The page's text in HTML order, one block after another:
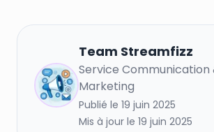
T
Team Streamfizz
Service Communication
Marketing
Publié le 19 juin 2025
Mis à jour le 19 juin 2025